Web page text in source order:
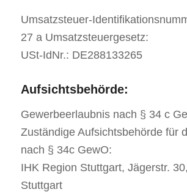
Umsatzsteuer-
27 a Umsatzsteuergesetz:
USt-IdNr.: DE288133265
Aufsichtsbehörde:
Gewerbeerlaubnis nach § 34 c
Zuständige Aufsichtsbehörde für
nach § 34c GewO:
IHK Region Stuttgart, Jägerstr.
Stuttgart